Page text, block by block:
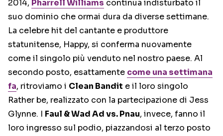
2014, Pharrell Williams continua indisturbato il
suo dominio che ormai dura da diverse settimane.
La celebre hit del cantante e produttore
statunitense, Happy, si conferma nuovamente
come il singolo più venduto nel nostro paese. Al
secondo posto, esattamente come una settimana
fa, ritroviamo i Clean Bandit e il loro singolo
Rather be, realizzato con la partecipazione di Jess
Glynne. I Faul & Wad Ad vs. Pnau, invece, fanno il
loro ingresso sul podio, piazzandosi al terzo posto